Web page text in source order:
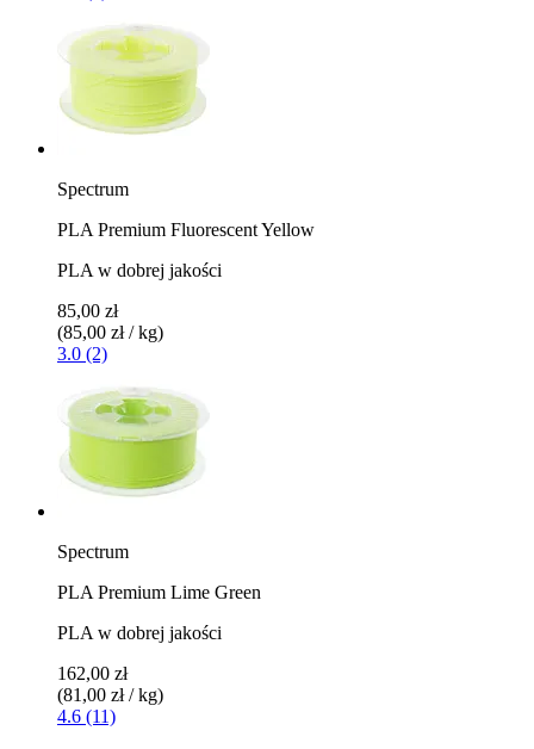
Spectrum
PLA Premium Fluorescent Yellow
PLA w dobrej jakości
85,00 zł
(85,00 zł / kg)
3.0 (2)
Spectrum
PLA Premium Lime Green
PLA w dobrej jakości
162,00 zł
(81,00 zł / kg)
4.6 (11)